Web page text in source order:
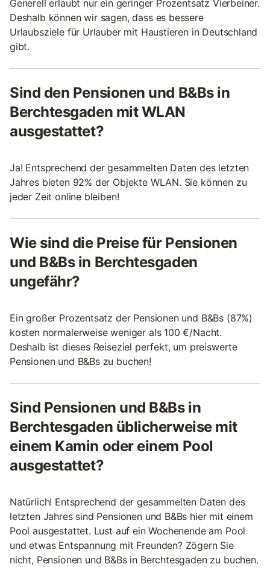
Generell erlaubt nur ein geringer Prozentsatz Vierbeiner.
Deshalb können wir sagen, dass es bessere
Urlaubsziele für Urlauber mit Haustieren in Deutschland
gibt.
Sind den Pensionen und B&Bs in
Berchtesgaden mit WLAN
ausgestattet?
Ja! Entsprechend der gesammelten Daten des letzten
Jahres bieten 92% der Objekte WLAN. Sie können zu
jeder Zeit online bleiben!
Wie sind die Preise für Pensionen
und B&Bs in Berchtesgaden
ungefähr?
Ein großer Prozentsatz der Pensionen und B&Bs (87%)
kosten normalerweise weniger als 100 €/Nacht.
Deshalb ist dieses Reiseziel perfekt, um preiswerte
Pensionen und B&Bs zu buchen!
Sind Pensionen und B&Bs in
Berchtesgaden üblicherweise mit
einem Kamin oder einem Pool
ausgestattet?
Natürlich! Entsprechend der gesammelten Daten des
letzten Jahres sind Pensionen und B&Bs hier mit einem
Pool ausgestattet. Lust auf ein Wochenende am Pool
und etwas Entspannung mit Freunden? Zögern Sie
nicht, Pensionen und B&Bs in Berchtesgaden zu buchen.